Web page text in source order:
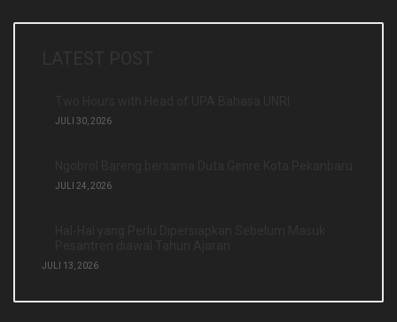
JULI 30, 2026
JULI 24, 2026
JULI 13, 2026